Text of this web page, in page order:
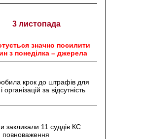
3 листопада
значно посилити
з понеділка – джерела
крок до штрафів для
організацій за відсутність
закликали 11 суддів КС
повноваження